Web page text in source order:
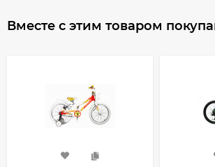
Вместе с этим товаром